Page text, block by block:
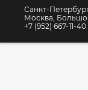
Санкт-
Москва,
+7 (952) 667-11-40